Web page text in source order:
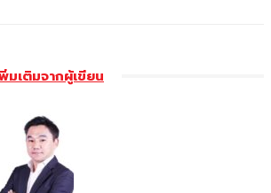
มเติมจากผู้เขียน